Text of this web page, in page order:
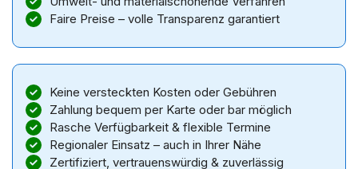
Faire Preise – volle Transparenz garantiert
Keine versteckten Kosten oder Gebühren
Zahlung bequem per Karte oder bar möglich
Rasche Verfügbarkeit & flexible Termine
Regionaler Einsatz – auch in Ihrer Nähe
Zertifiziert, vertrauenswürdig & zuverlässig